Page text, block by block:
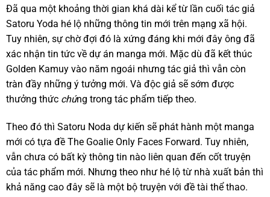
Đã qua một khoảng thời gian khá dài kể từ lần cuối tác giả
Satoru Yoda hé lộ những thông tin mới trên mạng xã hội.
Tuy nhiên, sự chờ đợi đó là xứng đáng khi mới đây ông đã
xác nhận tin tức về dự án manga mới. Mặc dù đã kết thúc
Golden Kamuy vào năm ngoái nhưng tác giả thì vẫn còn
tràn đầy những ý tưởng mới. Và độc giả sẽ sớm được
thưởng thức chúng trong tác phẩm tiếp theo.
Theo đó thì Satoru Noda dự kiến sẽ phát hành một manga
mới có tựa đề The Goalie Only Faces Forward. Tuy nhiên,
vẫn chưa có bất kỳ thông tin nào liên quan đến cốt truyện
của tác phẩm mới. Nhưng theo như hé lộ từ nhà xuất bản thì
khả năng cao đây sẽ là một bộ truyện với đề tài thể thao.